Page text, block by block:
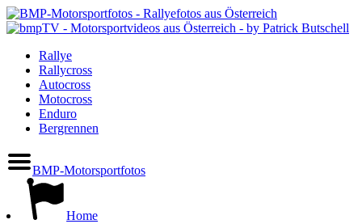
Rallye
Rallycross
Autocross
Motocross
Enduro
Bergrennen
BMP-Motorsportfotos
Home